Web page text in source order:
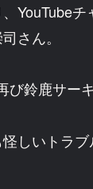
YouTube
さん。
鈴鹿サー
しいトラ